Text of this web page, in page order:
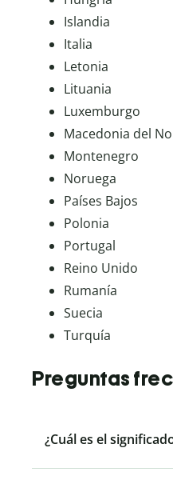
Islandia
Italia
Letonia
Lituania
Luxemburgo
Macedonia del
Montenegro
Noruega
Países Bajos
Polonia
Portugal
Reino Unido
Rumanía
Suecia
Turquía
Preguntas
¿Cuál es el